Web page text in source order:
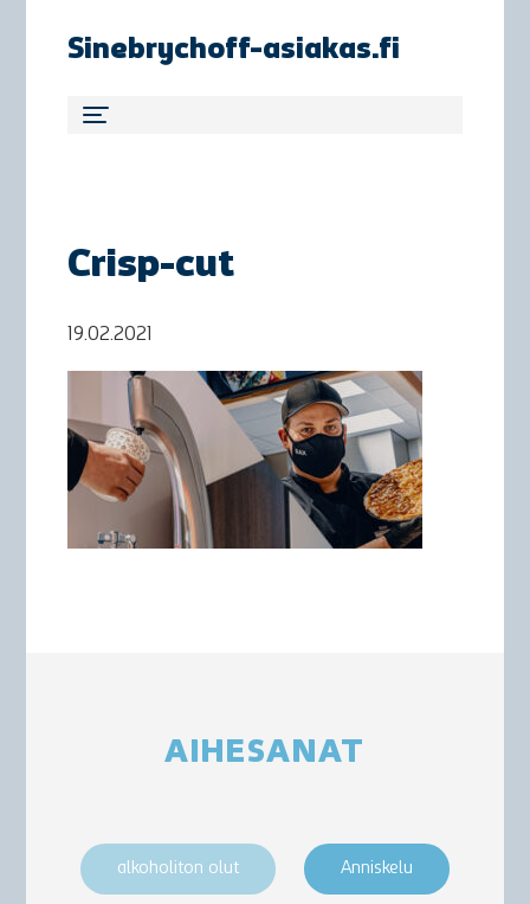
Sinebrychoff-asiakas.fi
Crisp-cut
19.02.2021
AIHESANAT
alkoholiton olut Anniskelu